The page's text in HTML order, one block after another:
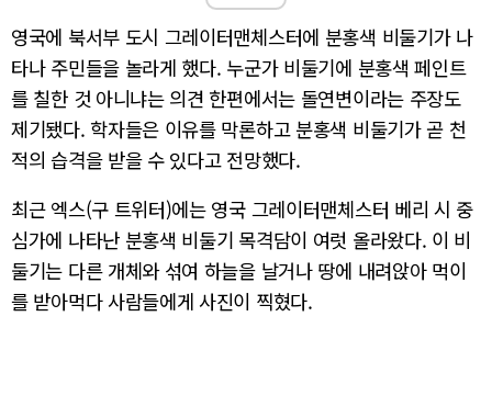
영국에 북서부 도시 그레이터맨체스터에 분홍색 비둘기가 나
타나 주민들을 놀라게 했다. 누군가 비둘기에 분홍색 페인트
를 칠한 것 아니냐는 의견 한편에서는 돌연변이라는 주장도
제기됐다. 학자들은 이유를 막론하고 분홍색 비둘기가 곧 천
적의 습격을 받을 수 있다고 전망했다.
최근 엑스(구 트위터)에는 영국 그레이터맨체스터 베리 시 중
심가에 나타난 분홍색 비둘기 목격담이 여럿 올라왔다. 이 비
둘기는 다른 개체와 섞여 하늘을 날거나 땅에 내려앉아 먹이
를 받아먹다 사람들에게 사진이 찍혔다.